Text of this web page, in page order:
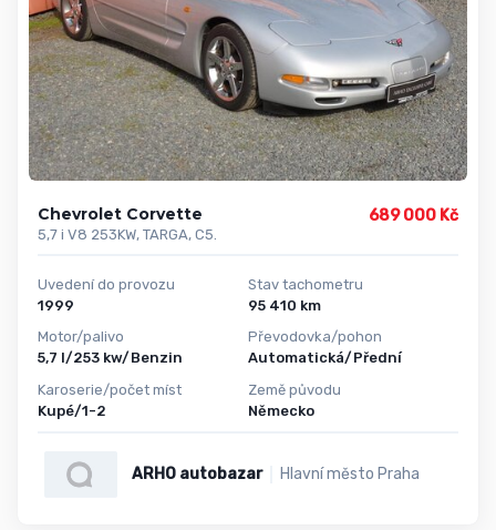
Chevrolet Corvette
5,7 i V8 253KW, TARGA, C5.
689 000 Kč
Uvedení do provozu
1999
Motor/palivo
5,7 l/253 kw/Benzin
Karoserie/počet míst
Kupé/1-2
Stav tachometru
95 410 km
Převodovka/pohon
Automatická/Přední
Země původu
Německo
ARHO autobazar Hlavní město Praha